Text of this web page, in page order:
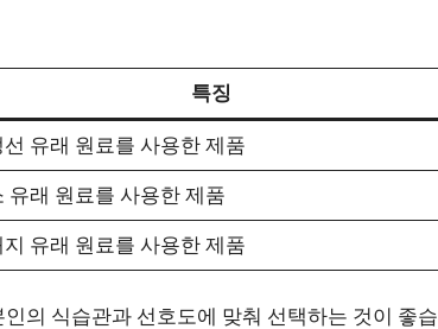
특징
선 유래 원료를 사용한 제품
유래 원료를 사용한 제품
지 유래 원료를 사용한 제품
의 식습관과 선호도에 맞춰 선택하는 것이 좋습